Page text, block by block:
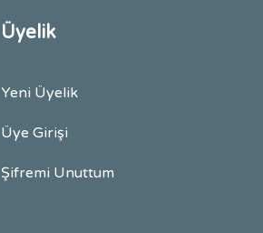
Üyelik
Yeni Üyelik
Üye Girişi
Şifremi Unuttum